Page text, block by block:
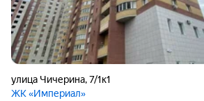
улица Чичерина,7/1к1
ЖК «Империал»